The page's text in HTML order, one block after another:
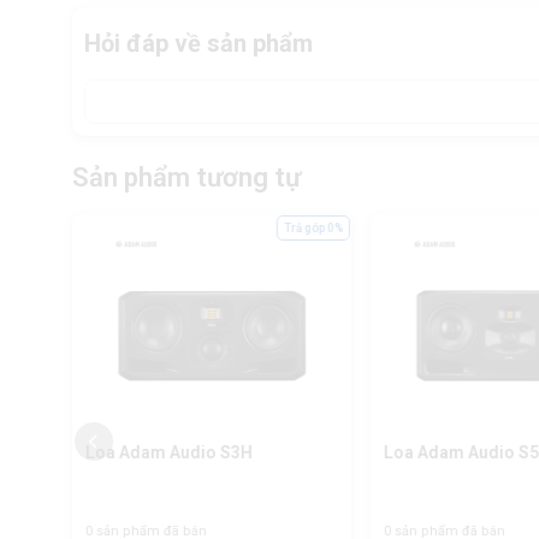
Hỏi đáp về sản phẩm
Sản phẩm tương tự
Loa Adam Audio S3H
0 sản phẩm đã bán
Trả góp 0%
Loa Adam Audio
0 sản phẩm đã bán